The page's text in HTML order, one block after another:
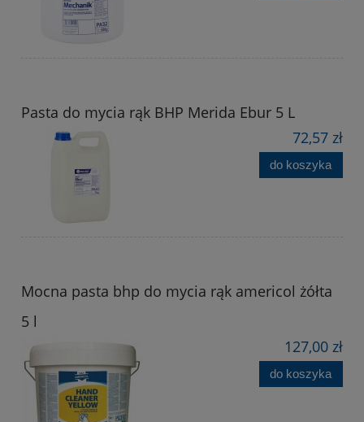
Pasta do mycia rąk BHP Merida Ebur 5 L
72,57 zł
do koszyka
Mocna pasta bhp do mycia rąk americol żółta
5 l
127,00 zł
do koszyka